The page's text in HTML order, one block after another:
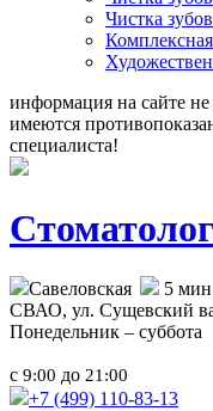
Чистка
информация на сайте
имеются
специалиста!
Савеловская
5
СВАО, ул. Сущевский
Понедельник – суббота
с 9:00 до 21:00
+7 (499) 110-83-13